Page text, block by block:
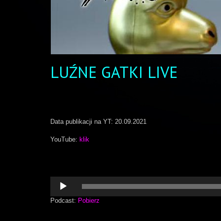
LUŹNE GATKI LIVE
Data publikacji na YT: 20.09.2021
YouTube: klik
Odtwarzacz
plików
dźwiękowych
Podcast: Pobierz